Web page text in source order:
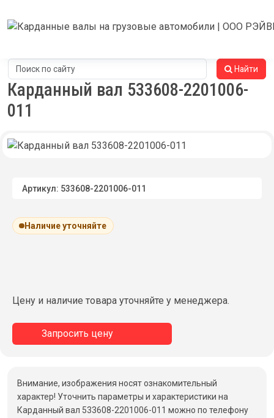
Найти
Карданный вал 533608-2201006-
011
Артикул: 533608-2201006-011
Наличие уточняйте
Цену и наличие товара уточняйте у менеджера.
Запросить цену
Внимание, изображения носят ознакомительный
характер! Уточнить параметры и характеристики на
Карданный вал 533608-2201006-011 можно по телефону